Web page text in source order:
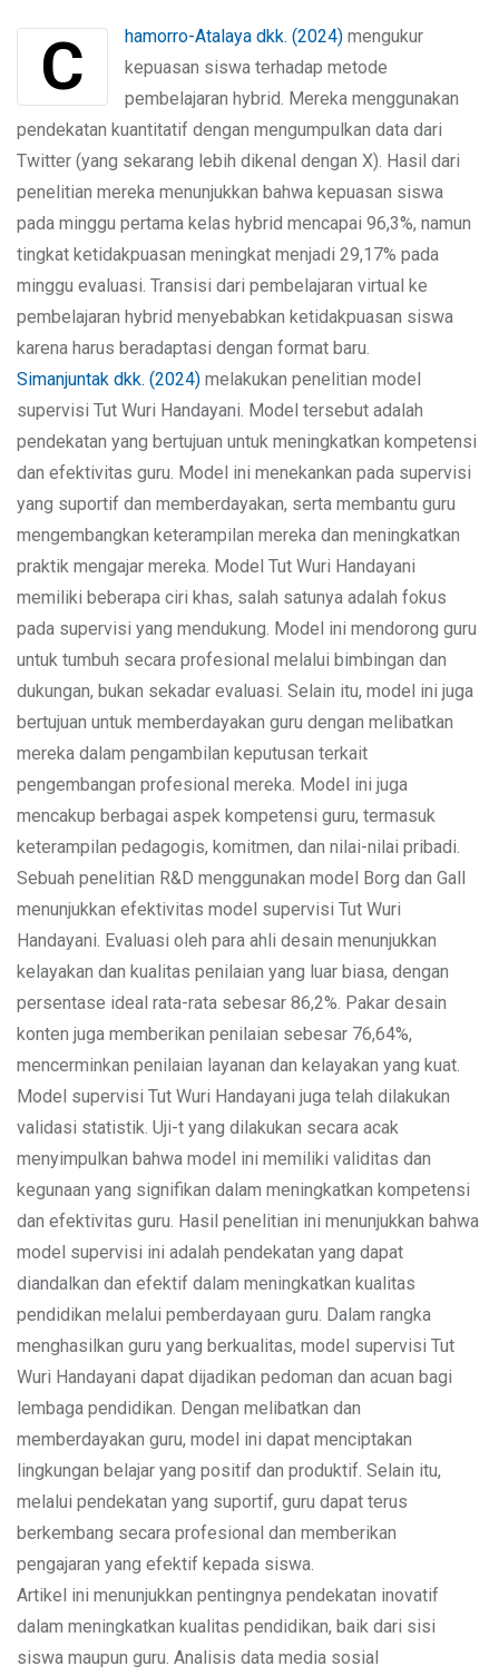
Chamorro-Atalaya dkk. (2024) mengukur
kepuasan siswa terhadap metode
pembelajaran hybrid. Mereka menggunakan
pendekatan kuantitatif dengan mengumpulkan data dari
Twitter (yang sekarang lebih dikenal dengan X). Hasil dari
penelitian mereka menunjukkan bahwa kepuasan siswa
pada minggu pertama kelas hybrid mencapai 96,3%, namun
tingkat ketidakpuasan meningkat menjadi 29,17% pada
minggu evaluasi. Transisi dari pembelajaran virtual ke
pembelajaran hybrid menyebabkan ketidakpuasan siswa
karena harus beradaptasi dengan format baru.
Simanjuntak dkk. (2024) melakukan penelitian model
supervisi Tut Wuri Handayani. Model tersebut adalah
pendekatan yang bertujuan untuk meningkatkan kompetensi
dan efektivitas guru. Model ini menekankan pada supervisi
yang suportif dan memberdayakan, serta membantu guru
mengembangkan keterampilan mereka dan meningkatkan
praktik mengajar mereka. Model Tut Wuri Handayani
memiliki beberapa ciri khas, salah satunya adalah fokus
pada supervisi yang mendukung. Model ini mendorong guru
untuk tumbuh secara profesional melalui bimbingan dan
dukungan, bukan sekadar evaluasi. Selain itu, model ini juga
bertujuan untuk memberdayakan guru dengan melibatkan
mereka dalam pengambilan keputusan terkait
pengembangan profesional mereka. Model ini juga
mencakup berbagai aspek kompetensi guru, termasuk
keterampilan pedagogis, komitmen, dan nilai-nilai pribadi.
Sebuah penelitian R&D menggunakan model Borg dan Gall
menunjukkan efektivitas model supervisi Tut Wuri
Handayani. Evaluasi oleh para ahli desain menunjukkan
kelayakan dan kualitas penilaian yang luar biasa, dengan
persentase ideal rata-rata sebesar 86,2%. Pakar desain
konten juga memberikan penilaian sebesar 76,64%,
mencerminkan penilaian layanan dan kelayakan yang kuat.
Model supervisi Tut Wuri Handayani juga telah dilakukan
validasi statistik. Uji-t yang dilakukan secara acak
menyimpulkan bahwa model ini memiliki validitas dan
kegunaan yang signifikan dalam meningkatkan kompetensi
dan efektivitas guru. Hasil penelitian ini menunjukkan bahwa
model supervisi ini adalah pendekatan yang dapat
diandalkan dan efektif dalam meningkatkan kualitas
pendidikan melalui pemberdayaan guru. Dalam rangka
menghasilkan guru yang berkualitas, model supervisi Tut
Wuri Handayani dapat dijadikan pedoman dan acuan bagi
lembaga pendidikan. Dengan melibatkan dan
memberdayakan guru, model ini dapat menciptakan
lingkungan belajar yang positif dan produktif. Selain itu,
melalui pendekatan yang suportif, guru dapat terus
berkembang secara profesional dan memberikan
pengajaran yang efektif kepada siswa.
Artikel ini menunjukkan pentingnya pendekatan inovatif
dalam meningkatkan kualitas pendidikan, baik dari sisi
siswa maupun guru. Analisis data media sosial